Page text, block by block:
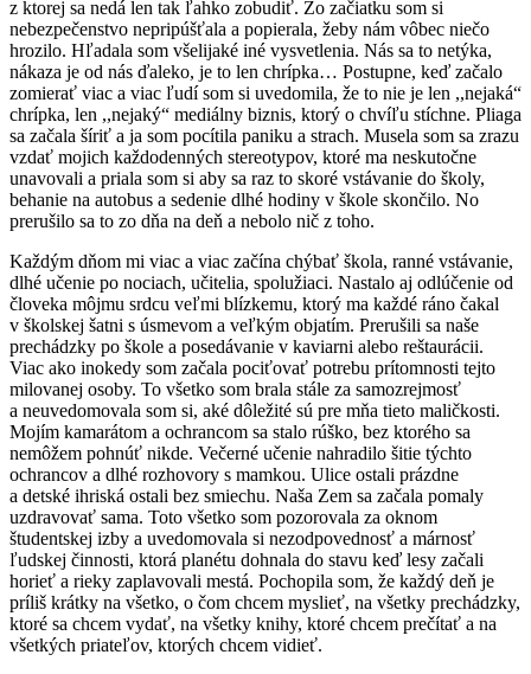
z ktorej sa nedá len tak ľahko zobudiť. Zo začiatku som si
nebezpečenstvo nepripúšťala a popierala, žeby nám vôbec niečo
hrozilo. Hľadala som všelijaké iné vysvetlenia. Nás sa to netýka,
nákaza je od nás ďaleko, je to len chrípka… Postupne, keď začalo
zomierať viac a viac ľudí som si uvedomila, že to nie je len ,,nejaká“
chrípka, len ,,nejaký“ mediálny biznis, ktorý o chvíľu stíchne. Pliaga
sa začala šíriť a ja som pocítila paniku a strach. Musela som sa zrazu
vzdať mojich každodenných stereotypov, ktoré ma neskutočne
unavovali a priala som si aby sa raz to skoré vstávanie do školy,
behanie na autobus a sedenie dlhé hodiny v škole skončilo. No
prerušilo sa to zo dňa na deň a nebolo nič z toho.
Každým dňom mi viac a viac začína chýbať škola, ranné vstávanie,
dlhé učenie po nociach, učitelia, spolužiaci. Nastalo aj odlúčenie od
človeka môjmu srdcu veľmi blízkemu, ktorý ma každé ráno čakal
v školskej šatni s úsmevom a veľkým objatím. Prerušili sa naše
prechádzky po škole a posedávanie v kaviarni alebo reštaurácii.
Viac ako inokedy som začala pociťovať potrebu prítomnosti tejto
milovanej osoby. To všetko som brala stále za samozrejmosť
a neuvedomovala som si, aké dôležité sú pre mňa tieto maličkosti.
Mojím kamarátom a ochrancom sa stalo rúško, bez ktorého sa
nemôžem pohnúť nikde. Večerné učenie nahradilo šitie týchto
ochrancov a dlhé rozhovory s mamkou. Ulice ostali prázdne
a detské ihriská ostali bez smiechu. Naša Zem sa začala pomaly
uzdravovať sama. Toto všetko som pozorovala za oknom
študentskej izby a uvedomovala si nezodpovednosť a márnosť
ľudskej činnosti, ktorá planétu dohnala do stavu keď lesy začali
horieť a rieky zaplavovali mestá. Pochopila som, že každý deň je
príliš krátky na všetko, o čom chcem myslieť, na všetky prechádzky,
ktoré sa chcem vydať, na všetky knihy, ktoré chcem prečítať a na
všetkých priateľov, ktorých chcem vidieť.